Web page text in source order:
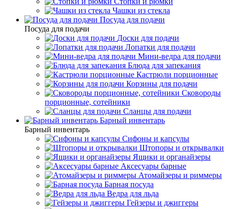
Чашки из стекла
Посуда для подачи
Посуда для подачи
Доски для подачи
Лопатки для подачи
Мини-ведра для подачи
Блюда для запекания
Кастрюли порционные
Корзины для подачи
Сковороды
порционные, сотейники
Сланцы для подачи
Барный инвентарь
Барный инвентарь
Сифоны и капсулы
Штопоры и открывалки
Ящики и органайзеры
Аксесуары барные
Атомайзеры и риммеры
Барная посуда
Ведра для льда
Гейзеры и джиггеры